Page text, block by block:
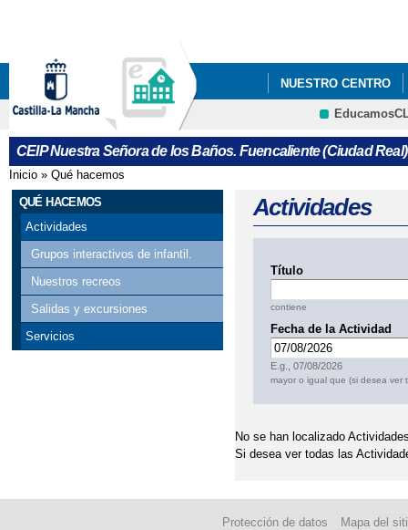
NUESTRO CENTRO
ACTIVIDAD STEAM
CONVIVENCIA
DÍA INTERNACIONAL
GRUPOS
HEALTHY LUNCH
SOMOS-CEIP
CRFP
CEIP Nuestra Señora de los Baños. Fuencaliente (Ciudad Real)
Se encuentra usted aquí
Inicio » Qué hacemos
QUÉ HACEMOS
Actividades
Grupos interactivos de infantil.
Nuestros recreos
Salidas y excursiones
Servicios
Actividades
Título
contiene
Fecha de la Actividad
Fecha
E.g., 07/08/2026
mayor o igual que (si desea ver
No se han localizado
Si desea ver todas las
Protección de datos Mapa del